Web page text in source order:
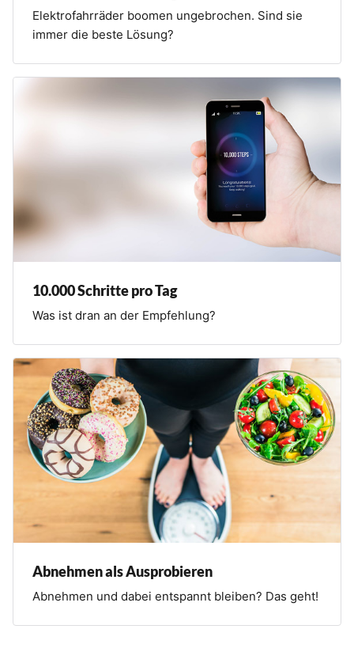
Elektrofahrräder boomen ungebrochen. Sind sie
immer die beste Lösung?
10.000 Schritte pro Tag
Was ist dran an der Empfehlung?
Abnehmen als Ausprobieren
Abnehmen und dabei entspannt bleiben? Das geht!